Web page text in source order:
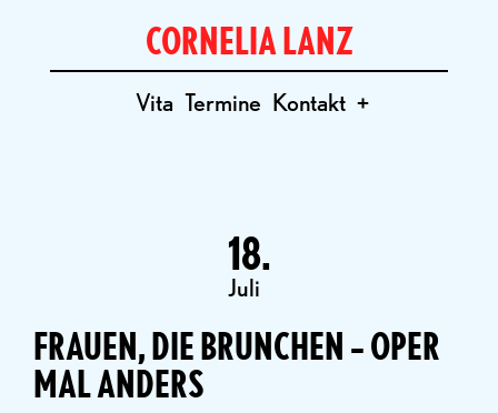
CORNELIA LANZ
Vita Termine Kontakt +
18.
Juli
FRAUEN, DIE BRUNCHEN – OPER
MAL ANDERS